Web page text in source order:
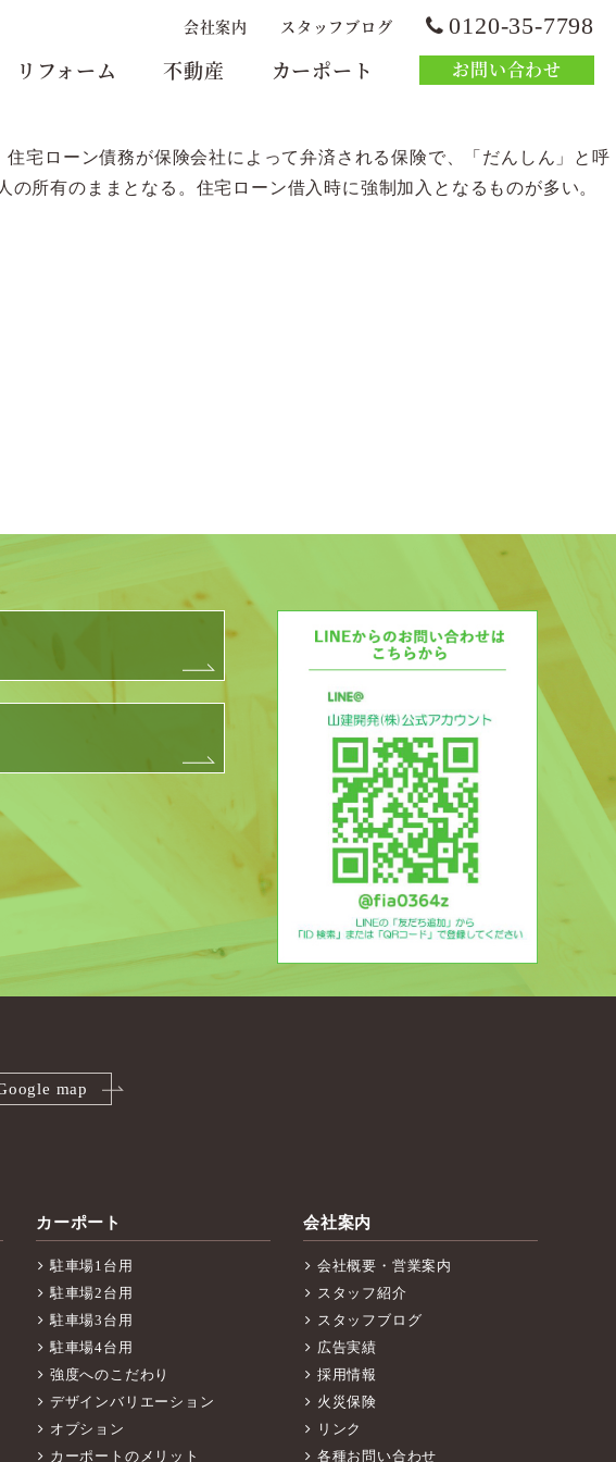
リフォーム 不動産 カーポート お問い合わせ
会社案内 スタッフブログ 0120-35-7798
宅ローン債務が保険会社によって弁済される保険で、「だんしん」と呼
所有のままとなる。住宅ローン借入時に強制加入となるものが多い。
map
カーポート
駐車場1台用
駐車場2台用
駐車場3台用
駐車場4台用
強度へのこだわり
デザインバリエーション
オプション
カーポートのメリット
会社案内
会社概要・営業案内
スタッフ紹介
スタッフブログ
広告実績
採用情報
火災保険
リンク
各種お問い合わせ